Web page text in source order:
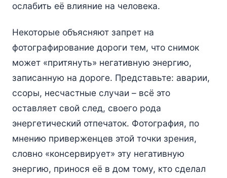
ослабить её влияние на человека.
Некоторые объясняют запрет на
фотографирование дороги тем, что снимок
может «притянуть» негативную энергию,
записанную на дороге. Представьте: аварии,
ссоры, несчастные случаи – всё это
оставляет свой след, своего рода
энергетический отпечаток. Фотография, по
мнению приверженцев этой точки зрения,
словно «консервирует» эту негативную
энергию, принося её в дом тому, кто сделал